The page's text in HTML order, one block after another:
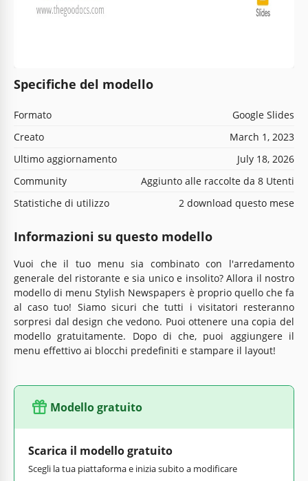
Specifiche del modello
Formato
Google Slides
Creato
March 1, 2023
Ultimo aggiornamento
July 18, 2026
Community
Aggiunto alle raccolte da 8 Utenti
Statistiche di utilizzo
2 download questo mese
Informazioni su questo modello
Vuoi che il tuo menu sia combinato con l'arredamento
generale del ristorante e sia unico e insolito? Allora il nostro
modello di menu Stylish Newspapers è proprio quello che fa
al caso tuo! Siamo sicuri che tutti i visitatori resteranno
sorpresi dal design che vedono. Puoi ottenere una copia del
modello gratuitamente. Dopo di che, puoi aggiungere il
menu effettivo ai blocchi predefiniti e stampare il layout!
Modello gratuito
Scarica il modello gratuito
Scegli la tua piattaforma e inizia subito a modificare